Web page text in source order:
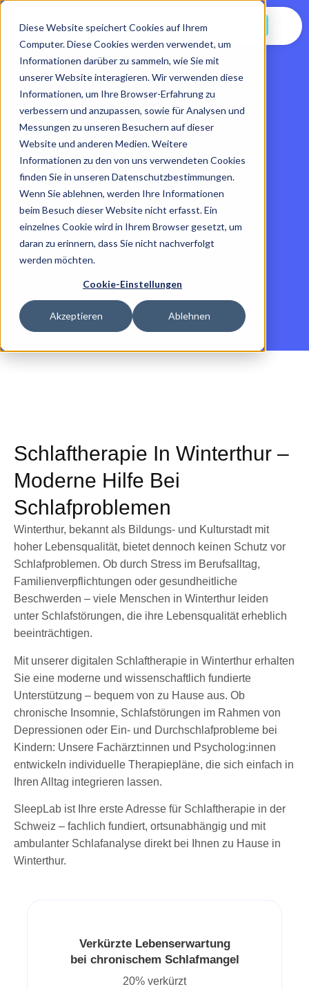
Diese Website speichert Cookies auf Ihrem
Computer. Diese Cookies werden verwendet, um
Informationen darüber zu sammeln, wie Sie mit
unserer Website interagieren. Wir verwenden diese
Informationen, um Ihre Browser-Erfahrung zu
verbessern und anzupassen, sowie für Analysen und
Messungen zu unseren Besuchern auf dieser
Website und anderen Medien. Weitere
Informationen zu den von uns verwendeten Cookies
finden Sie in unseren Datenschutzbestimmungen.
Wenn Sie ablehnen, werden Ihre Informationen
beim Besuch dieser Website nicht erfasst. Ein
einzelnes Cookie wird in Ihrem Browser gesetzt, um
daran zu erinnern, dass Sie nicht nachverfolgt
werden möchten.
Cookie-Einstellungen
Akzeptieren Ablehnen
Schlaftherapie In Winterthur –
Moderne Hilfe Bei
Schlafproblemen
Winterthur, bekannt als Bildungs- und Kulturstadt mit
hoher Lebensqualität, bietet dennoch keinen Schutz vor
Schlafproblemen. Ob durch Stress im Berufsalltag,
Familienverpflichtungen oder gesundheitliche
Beschwerden – viele Menschen in Winterthur leiden
unter Schlafstörungen, die ihre Lebensqualität erheblich
beeinträchtigen.
Mit unserer digitalen Schlaftherapie in Winterthur erhalten
Sie eine moderne und wissenschaftlich fundierte
Unterstützung – bequem von zu Hause aus. Ob
chronische Insomnie, Schlafstörungen im Rahmen von
Depressionen oder Ein- und Durchschlafprobleme bei
Kindern: Unsere Fachärzt:innen und Psycholog:innen
entwickeln individuelle Therapiepläne, die sich einfach in
Ihren Alltag integrieren lassen.
SleepLab ist Ihre erste Adresse für Schlaftherapie in der
Schweiz – fachlich fundiert, ortsunabhängig und mit
ambulanter Schlafanalyse direkt bei Ihnen zu Hause in
Winterthur.
Verkürzte Lebenserwartung
bei chronischem Schlafmangel
20% verkürzt